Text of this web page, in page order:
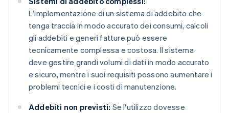
L'implementazione di un sistema di addebito che
tenga traccia in modo accurato dei consumi, calcoli
gli addebiti e generi fatture può essere
tecnicamente complessa e costosa. Il sistema
deve gestire grandi volumi di dati in modo accurato
e sicuro, mentre i suoi requisiti possono aumentare i
problemi tecnici e i costi di manutenzione.
Addebiti non previsti: Se l'utilizzo dovesse